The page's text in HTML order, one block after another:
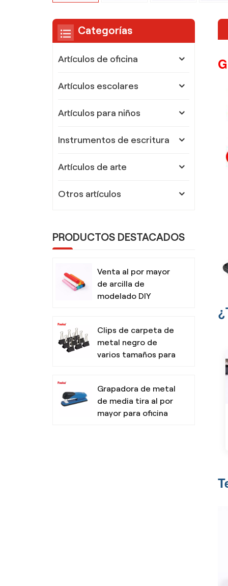
Categorías
Artículos de oficina
Artículos escolares
Artículos para niños
Instrumentos de escritura
Artículos de arte
Otros artículos
PRODUCTOS DESTACADOS
Venta al por mayor
de arcilla de
modelado DIY
herramientas
Clips de carpeta de
metal negro de
varios tamaños para
Grapadora de metal
de media tira al por
mayor para oficina